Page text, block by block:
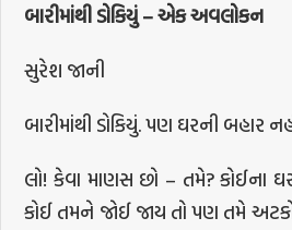
બારીમાંથીડોકિયું–એકઅવલોકન
સુરેશ જાની
બારીમાંથી ડોકિયું. પણ ઘરની બહાર
લો! કેવા માણસ છો – તમે? કોઈના
કોઈ તમને જોઈ જાય તો પણ તમે